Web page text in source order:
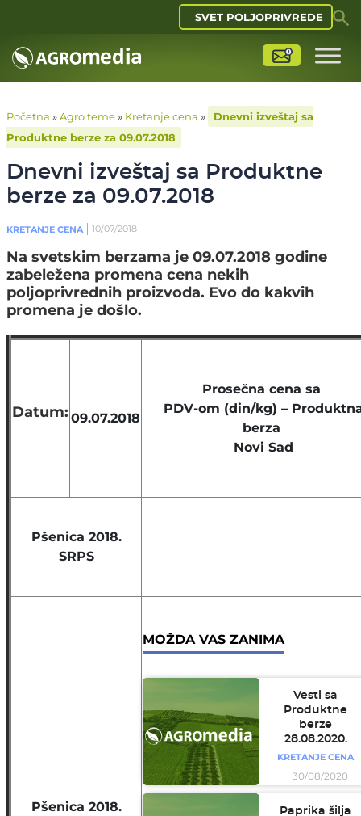
SVET POLJOPRIVREDE
Početna »Agro teme» Kretanje cena »
Dnevni izveštaj sa
Produktne berze za 09.07.2018
Dnevni izveštaj sa Produktne
berze za 09.07.2018
KRETANJE CENA 10/07/2018
Na svetskim berzama je 09.07.2018 godine
zabeležena promena cena nekih
poljoprivrednih proizvoda. Evo do kakvih
promena je došlo.
Datum: 09.07.2018
Prosečna cena sa
PDV-om (din/kg) –
berza
Novi Sad
Pšenica 2018.
SRPS
Pšenica 2018.
MOŽDA VAS ZANIMA
Vesti sa
Produktne
berze
28.08.2020.
KRETANJE CENA
30/08/2020
Paprika šilja